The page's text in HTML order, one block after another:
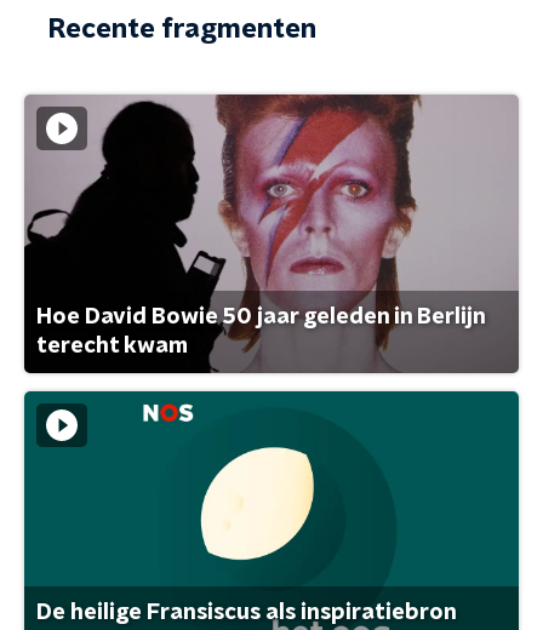
Recente fragmenten
Hoe David Bowie 50 jaar geleden in Berlijn
terecht kwam
De heilige Fransiscus als inspiratiebron